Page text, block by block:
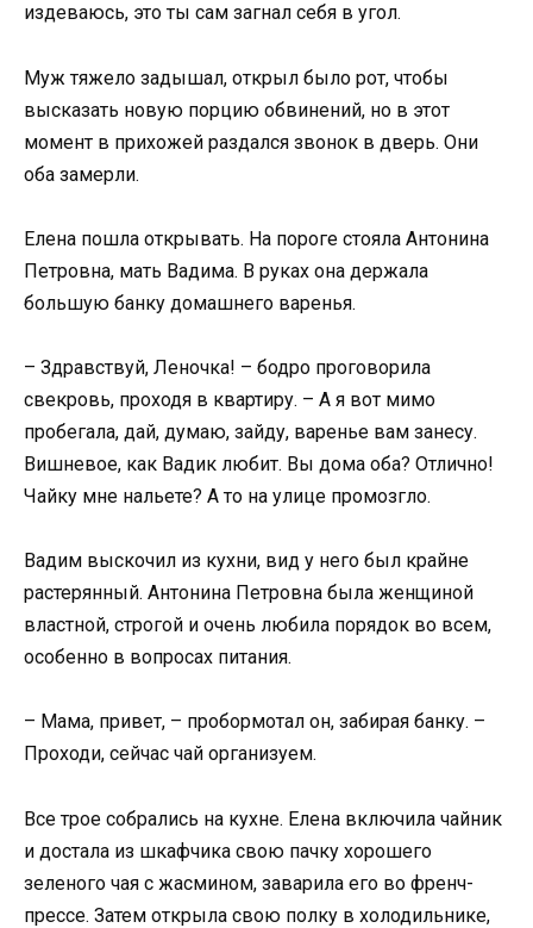
издеваюсь, это ты сам загнал себя в угол.
Муж тяжело задышал, открыл было рот, чтобы
высказать новую порцию обвинений, но в этот
момент в прихожей раздался звонок в дверь. Они
оба замерли.
Елена пошла открывать. На пороге стояла Антонина
Петровна, мать Вадима. В руках она держала
большую банку домашнего варенья.
– Здравствуй, Леночка! – бодро проговорила
свекровь, проходя в квартиру. – А я вот мимо
пробегала, дай, думаю, зайду, варенье вам занесу.
Вишневое, как Вадик любит. Вы дома оба? Отлично!
Чайку мне нальете? А то на улице промозгло.
Вадим выскочил из кухни, вид у него был крайне
растерянный. Антонина Петровна была женщиной
властной, строгой и очень любила порядок во всем,
особенно в вопросах питания.
– Мама, привет, – пробормотал он, забирая банку. –
Проходи, сейчас чай организуем.
Все трое собрались на кухне. Елена включила чайник
и достала из шкафчика свою пачку хорошего
зеленого чая с жасмином, заварила его во френч-
прессе. Затем открыла свою полку в холодильнике,